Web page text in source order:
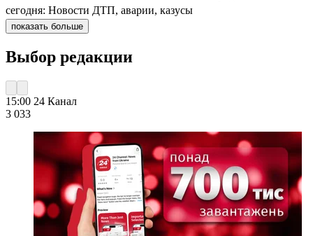
сегодня: Новости ДТП, аварии, казусы
показать больше
Выбор редакции
15:00 24 Канал
3 033